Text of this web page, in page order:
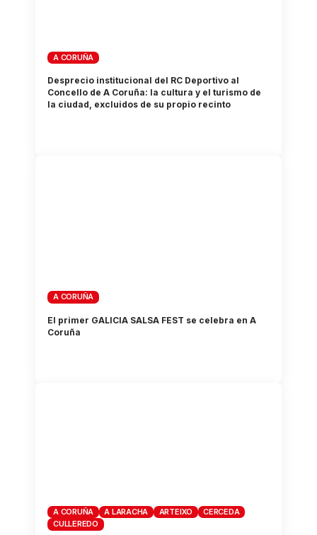
A CORUÑA
Desprecio institucional del RC Deportivo al
Concello de A Coruña: la cultura y el turismo de
la ciudad, excluidos de su propio recinto
A CORUÑA
El primer GALICIA SALSA FEST se celebra en A
Coruña
A CORUÑA A LARACHA ARTEIXO
CERCEDA
CULLEREDO